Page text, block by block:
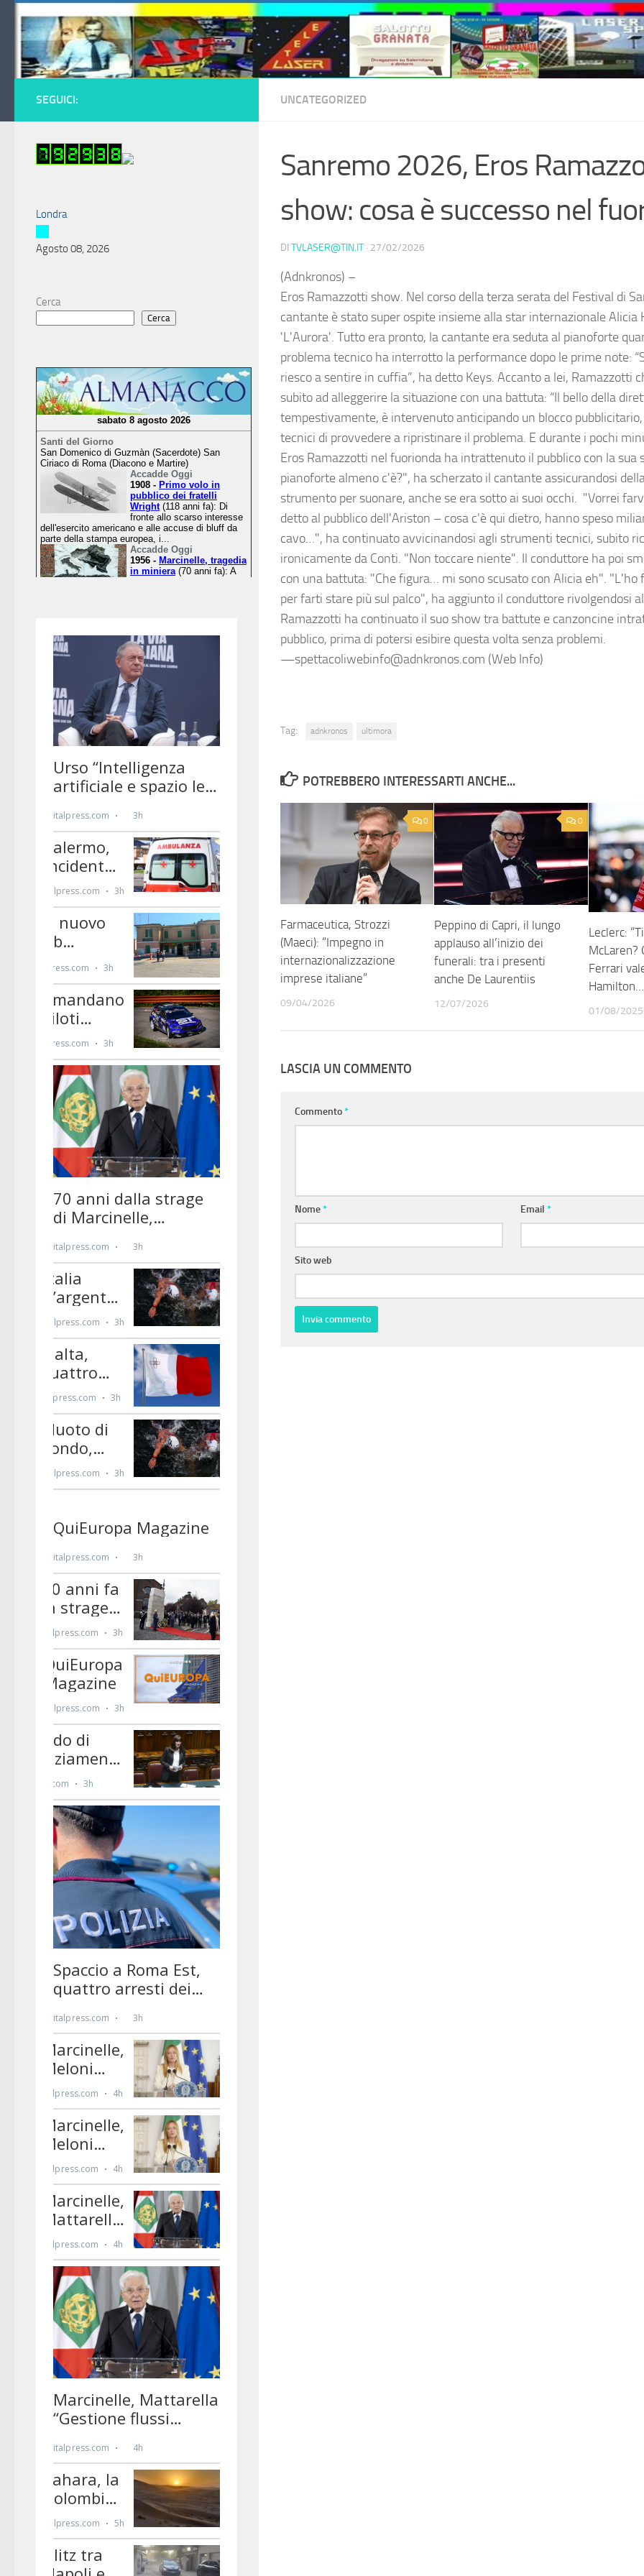
Salta al contenuto
UNCATEGORIZED
Sanremo 2026, Eros
show: cosa è successo nel
DI TVLASER@TIN.IT · 27/02/2026
(Adnkronos) –
Eros Ramazzotti show. Nel corso della terza serata del Festival di
cantante è stato super ospite insieme alla star internazionale Alicia
'L'Aurora'. Tutto era pronto, la cantante era seduta al pianoforte
problema tecnico ha interrotto la performance dopo le prime note:
riesco a sentire in cuffia”, ha detto Keys. Accanto a lei, Ramazzotti
subito ad alleggerire la situazione con una battuta: “Il bello della
tempestivamente, è intervenuto anticipando un blocco
tecnici di provvedere a ripristinare il problema. E durante i pochi
Eros Ramazzotti nel fuorionda ha intrattenuto il pubblico con la sua
pianoforte almeno c'è?", ha scherzato il cantante assicurandosi
strumento per suonare, anche se era sotto ai suoi occhi. "Vorrei
detto al pubblico dell'Ariston – cosa c'è qui dietro, hanno speso
cavo…", ha continuato avvicinandosi agli strumenti tecnici, subito
ironicamente da Conti. "Non toccare niente". Il conduttore ha poi
con una battuta: "Che figura… mi sono scusato con Alicia eh". "L'ho
per farti stare più sul palco", ha aggiunto il conduttore rivolgendosi
Ramazzotti ha continuato il suo show tra battute e canzoncine
pubblico, prima di potersi esibire questa volta senza problemi.
—spettacoliwebinfo@adnkronos.com (Web Info)
Tag: adnkronos ultimora
POTREBBERO INTERESSARTI ANCHE...
0
Farmaceutica, Strozzi
(Maeci): “Impegno in
internazionalizzazione
imprese italiane”
09/04/2026
0
Peppino di Capri, il lungo
applauso all’inizio dei
funerali: tra i presenti
anche De Laurentiis
12/07/2026
Leclerc:
McLaren?
Ferrari
Hamilton…
01/08/2025
LASCIA UN COMMENTO
Commento*
Nome* Email*
Sito web
SEGUICI:
Londra
Agosto 08, 2026
Cerca
Cerca